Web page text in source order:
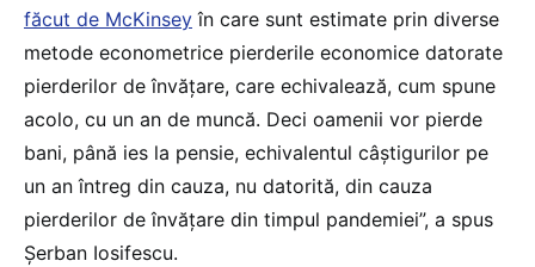
făcut de McKinsey în care sunt estimate prin diverse
metode econometrice pierderile economice datorate
pierderilor de învățare, care echivalează, cum spune
acolo, cu un an de muncă. Deci oamenii vor pierde
bani, până ies la pensie, echivalentul câștigurilor pe
un an întreg din cauza, nu datorită, din cauza
pierderilor de învățare din timpul pandemiei”, a spus
Șerban Iosifescu.